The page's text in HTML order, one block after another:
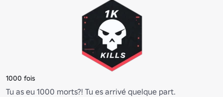
1000 fois
Tu as eu 1000 morts?! Tu es arrivé quelque part.